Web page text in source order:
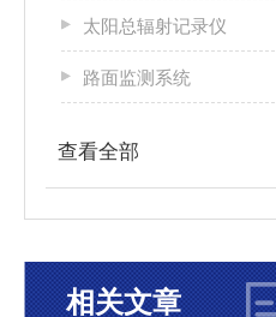
太阳总辐射记录仪
路面监测系统
查看全部
相关文章